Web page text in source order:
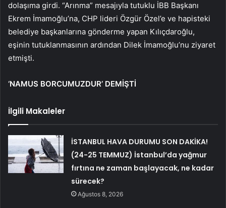
dolaşıma girdi. “Arınma” mesajıyla tutuklu İBB Başkanı
Ekrem İmamoğlu’na, CHP lideri Özgür Özel’e ve hapisteki
belediye başkanlarına gönderme yapan Kılıçdaroğlu,
eşinin tutuklanmasının ardından Dilek İmamoğlu’nu ziyaret
etmişti.
‘NAMUS BORCUMUZDUR’ DEMİŞTİ
İlgili Makaleler
İSTANBUL HAVA DURUMU SON DAKİKA!
(24-25 TEMMUZ) İstanbul’da yağmur
fırtına ne zaman başlayacak, ne kadar
sürecek?
Ağustos 8, 2026